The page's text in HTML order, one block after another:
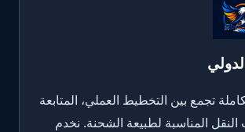
تجمع بين التخطيط العملي، المتابعة
النقل المناسبة لطبيعة الشحنة. نخدم